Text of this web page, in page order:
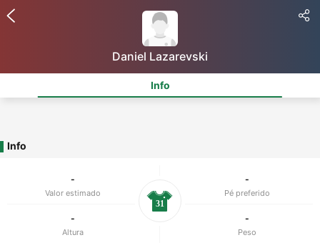
Daniel Lazarevski
Info
Info
-
Valor estimado
-
Pé preferido
-
Altura
-
Peso
31